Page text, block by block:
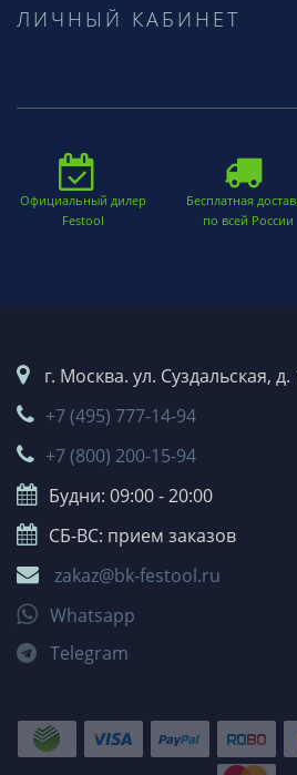
ЛИЧНЫЙ КАБИНЕТ
Официальный дилер
Festool
Бесплатная
по всей России
г. Москва. ул. Суздальская,
+7 (495) 777-14-94
+7 (800) 200-15-94
Будни: 09:00 - 20:00
СБ-ВС: прием заказов
zakaz@bk-festool.ru
Whatsapp
Telegram